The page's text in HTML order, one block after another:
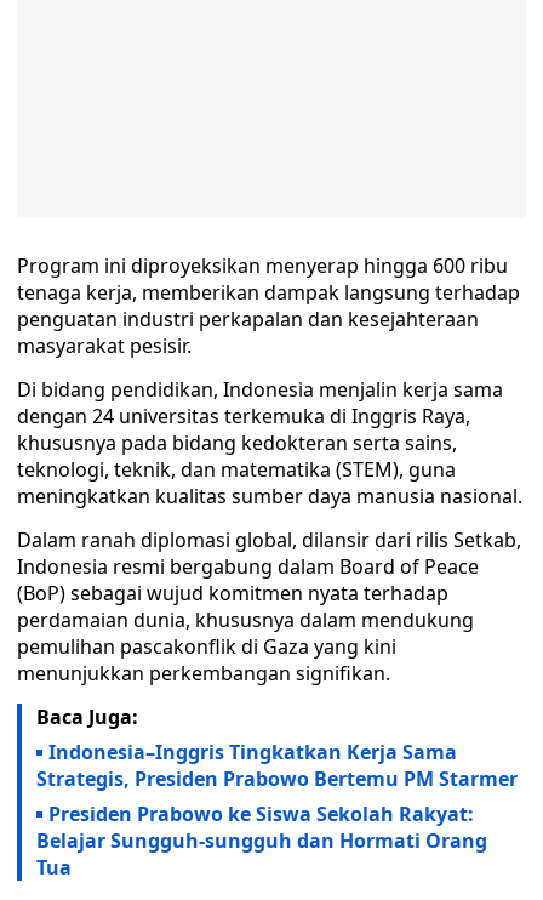
Program ini diproyeksikan menyerap hingga 600 ribu
tenaga kerja, memberikan dampak langsung terhadap
penguatan industri perkapalan dan kesejahteraan
masyarakat pesisir.
Di bidang pendidikan, Indonesia menjalin kerja sama
dengan 24 universitas terkemuka di Inggris Raya,
khususnya pada bidang kedokteran serta sains,
teknologi, teknik, dan matematika (STEM), guna
meningkatkan kualitas sumber daya manusia nasional.
Dalam ranah diplomasi global, dilansir dari rilis Setkab,
Indonesia resmi bergabung dalam Board of Peace
(BoP) sebagai wujud komitmen nyata terhadap
perdamaian dunia, khususnya dalam mendukung
pemulihan pascakonflik di Gaza yang kini
menunjukkan perkembangan signifikan.
Baca Juga:
Indonesia–Inggris Tingkatkan Kerja Sama
Strategis, Presiden Prabowo Bertemu PM Starmer
Presiden Prabowo ke Siswa Sekolah Rakyat:
Belajar Sungguh-sungguh dan Hormati Orang
Tua